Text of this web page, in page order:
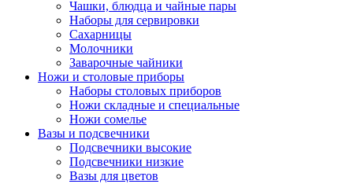
Чашки, блюдца и чайные пары
Наборы для сервировки
Сахарницы
Молочники
Заварочные чайники
Ножи и столовые приборы
Наборы столовых приборов
Ножи складные и специальные
Ножи сомелье
Вазы и подсвечники
Подсвечники высокие
Подсвечники низкие
Вазы для цветов